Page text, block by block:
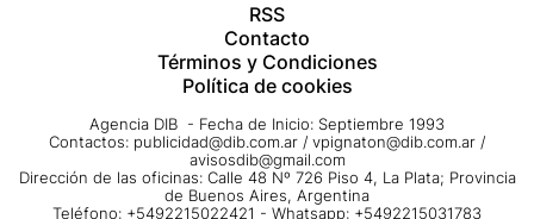
RSS
Contacto
Términos y Condiciones
Política de cookies
Agencia DIB - Fecha de Inicio: Septiembre 1993
Contactos: publicidad@dib.com.ar / vpignaton@dib.com.ar /
avisosdib@gmail.com
Dirección de las oficinas: Calle 48 Nº 726 Piso 4, La Plata; Provincia
de Buenos Aires, Argentina
Teléfono: +5492215022421 - Whatsapp: +5492215031783